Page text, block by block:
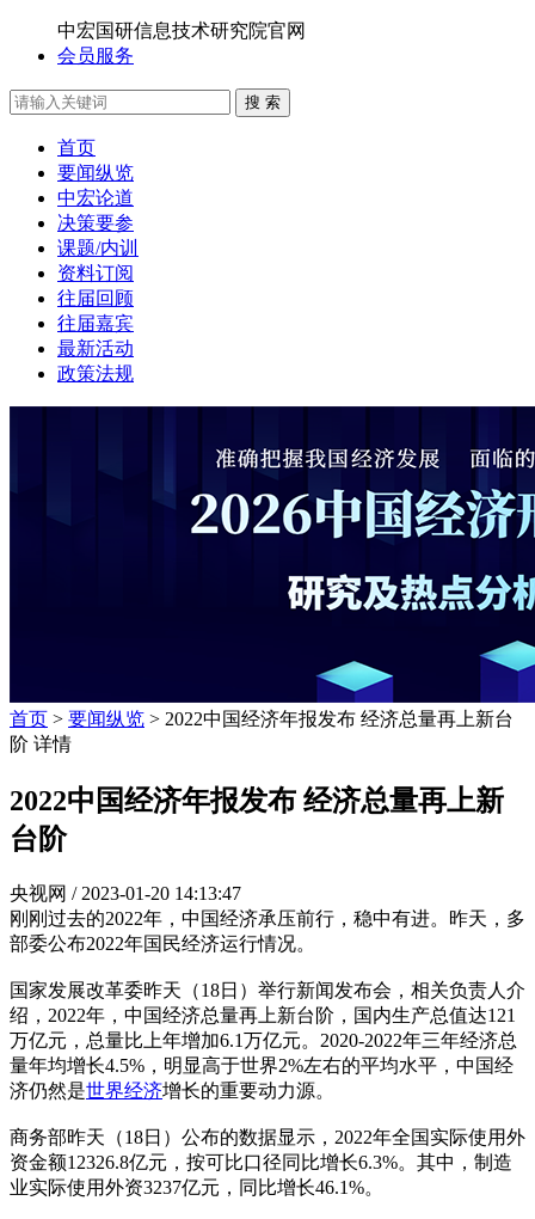
中宏国研信息技术研究院官网
会员服务
搜 索
首页
要闻纵览
中宏论道
决策要参
课题/内训
资料订阅
往届回顾
往届嘉宾
最新活动
政策法规
首页 > 要闻纵览 > 2022中国经济年报发布 经济总量再上新台
阶 详情
2022中国经济年报发布 经济总量再上新
台阶
央视网 / 2023-01-20 14:13:47
刚刚过去的2022年，中国经济承压前行，稳中有进。昨天，多
部委公布2022年国民经济运行情况。
国家发展改革委昨天（18日）举行新闻发布会，相关负责人介
绍，2022年，中国经济总量再上新台阶，国内生产总值达121
万亿元，总量比上年增加6.1万亿元。2020-2022年三年经济总
量年均增长4.5%，明显高于世界2%左右的平均水平，中国经
济仍然是世界经济增长的重要动力源。
商务部昨天（18日）公布的数据显示，2022年全国实际使用外
资金额12326.8亿元，按可比口径同比增长6.3%。其中，制造
业实际使用外资3237亿元，同比增长46.1%。